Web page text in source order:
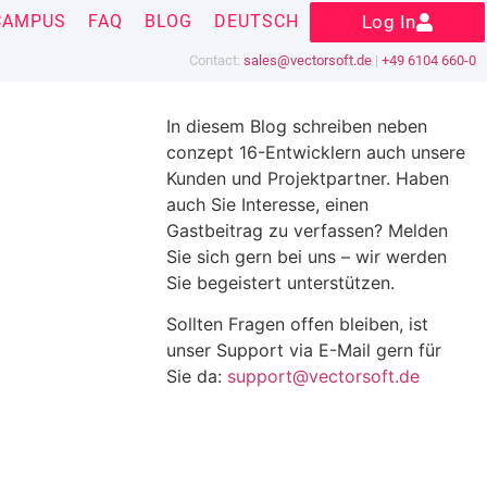
Contact: sales@vectorsoft.de | +49 6104 660-0
FAQ BLOG DEUTSCH Log In
In diesem Blog schreiben neben
conzept 16-Entwicklern auch unsere
Kunden und Projektpartner. Haben
auch Sie Interesse, einen
Gastbeitrag zu verfassen? Melden
Sie sich gern bei uns – wir werden
Sie begeistert unterstützen.
Sollten Fragen offen bleiben, ist
unser Support via E-Mail gern für
Sie da: support@vectorsoft.de